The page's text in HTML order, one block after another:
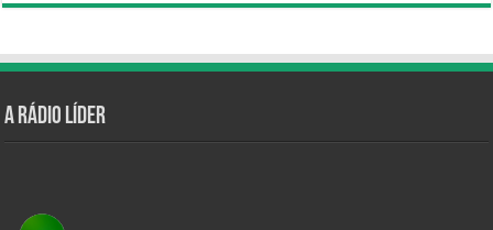
A Rádio Líder